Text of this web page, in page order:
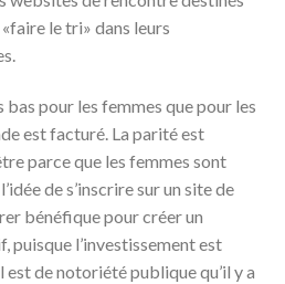
le tri» dans leurs
pour les femmes que pour les
est facturé. La parité est
parce que les femmes sont
de s’inscrire sur un site de
bénéfique pour créer un
puisque l’investissement est
de notoriété publique qu’il y a